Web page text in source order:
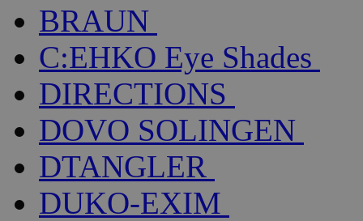
BRAUN
C:EHKO Eye Shades
DIRECTIONS
DOVO SOLINGEN
DTANGLER
DUKO-EXIM